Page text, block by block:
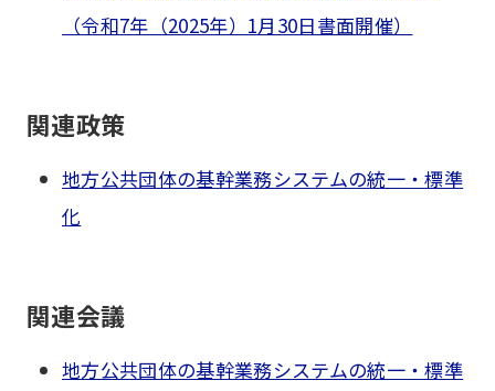
（令和7年（2025年）1月30日書面開催）
関連政策
地方公共団体の基幹業務システムの統一・標準
化
関連会議
地方公共団体の基幹業務システムの統一・標準